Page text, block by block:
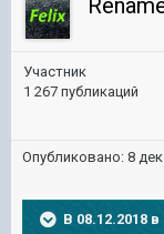
Участник
1 267 публикаций
Опубликовано: 8
В 08.12.2018